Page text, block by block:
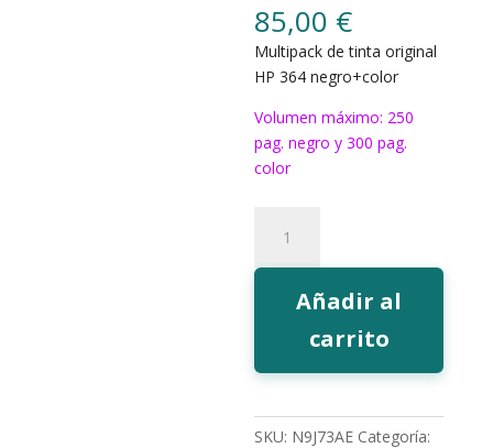
85,00 €
Multipack de tinta original
HP 364 negro+color
Volumen máximo: 250
pag. negro y 300 pag.
color
364
MultipackAñadir al
carrito
SKU: N9J73AE Categoría: